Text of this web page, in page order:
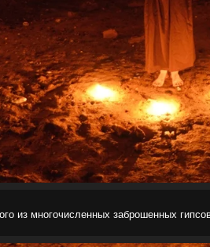
из многочисленных заброшенных